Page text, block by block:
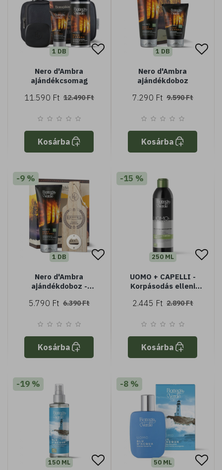
1 DB
Nero d'Ambra
ajándékcsomag
11.590 Ft 12.490 Ft
Kosárba
1 DB
Nero d'Ambra
ajándékdoboz
7.290 Ft 9.590 Ft
Kosárba
-9 %
1 DB
Nero d'Ambra
ajándékdoboz -
sörnyitó
5.790 Ft 6.390 Ft
Kosárba
-15 %
250 ML
UOMO + CAPELLI -
Korpásodás elleni
csalánkivonattal -
kiújulásgátló -
korpásodást* (250 ml)
2.445 Ft 2.890 Ft
Kosárba
-19 %
150 ML
-8 %
50 ML